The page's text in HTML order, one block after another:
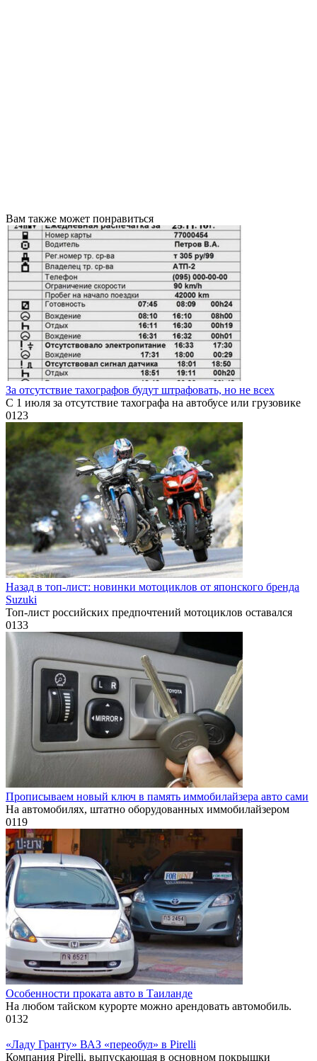
Вам также может понравиться
За отсутствие тахографов будут штрафовать, но не всех
С 1 июля за отсутствие тахографа на автобусе или грузовике
0123
Назад в топ-лист: новинки мотоциклов от японского бренда
Suzuki
Топ-лист российских предпочтений мотоциклов оставался
0133
Прописываем новый ключ в память иммобилайзера авто сами
На автомобилях, штатно оборудованных иммобилайзером
0119
Особенности проката авто в Таиланде
На любом тайском курорте можно арендовать автомобиль.
0132
«Ладу Гранту» ВАЗ «переобул» в Pirelli
Компания Pirelli, выпускающая в основном покрышки